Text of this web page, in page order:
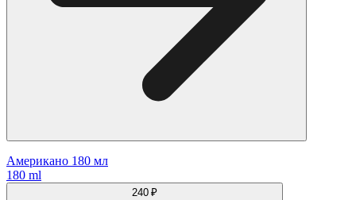
Американо 180 мл
180 ml
240 ₽